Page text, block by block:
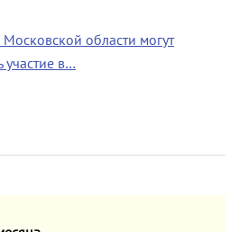
области могут
участие в…